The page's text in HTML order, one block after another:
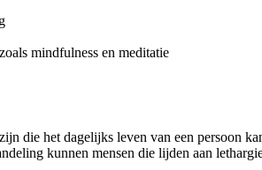
mindfulness en meditatie
die het dagelijks leven van een persoon
kunnen mensen die lijden aan